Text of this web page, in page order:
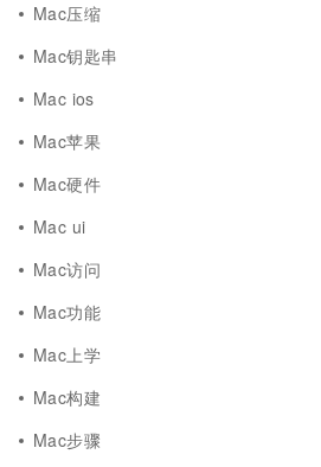
Mac压缩
Mac钥匙串
Mac ios
Mac苹果
Mac硬件
Mac ui
Mac访问
Mac功能
Mac上学
Mac构建
Mac步骤